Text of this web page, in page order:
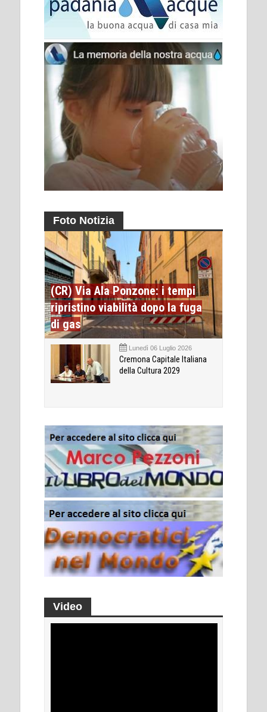
Foto Notizia
(CR) Via Ala Ponzone: i tempi
ripristino viabilità dopo la fuga
di gas
Lunedì 06 Luglio 2026
Cremona Capitale Italiana
della Cultura 2029
Video